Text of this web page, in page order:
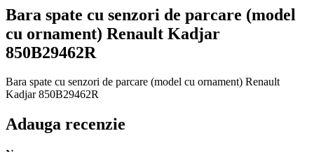
Bara spate cu senzori de parcare (model
cu ornament) Renault Kadjar
850B29462R
Bara spate cu senzori de parcare (model cu ornament) Renault
Kadjar 850B29462R
Adauga recenzie